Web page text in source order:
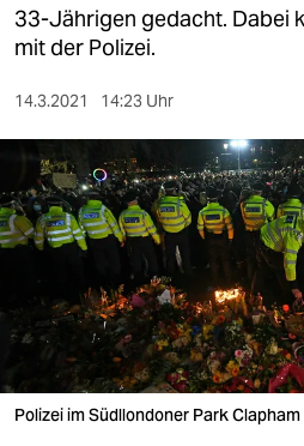
öko
sport
berlin
wahrheit
verlag
33-Jährigen gedacht. Dabei
mit der Polizei.
14.3.2021 14:23 Uhr
Polizei im Südllondoner Park